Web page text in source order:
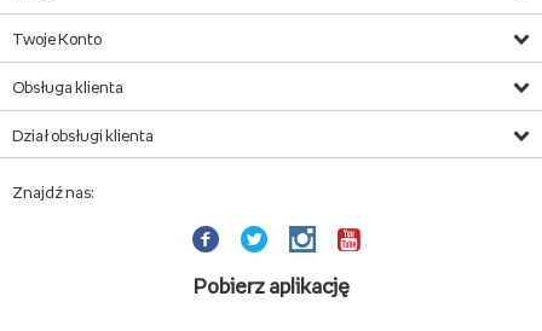
O nas
Twoje Konto
Obsługa klienta
Dział obsługi klienta